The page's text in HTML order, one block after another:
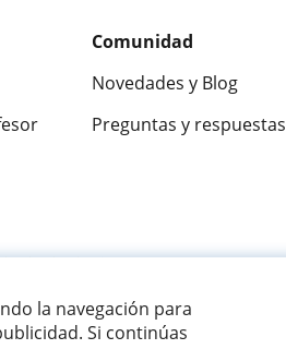
la navegación para
Si continúas
Comunidad
Novedades y Blog
Preguntas y respuestas